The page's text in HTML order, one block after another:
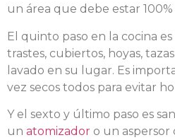
un área que debe estar 100%
El quinto paso en la cocina
trastes, cubiertos, hoyas,
lavado en su lugar. Es
vez secos todos para evitar
Y el sexto y último paso es
un atomizador o un aspersor